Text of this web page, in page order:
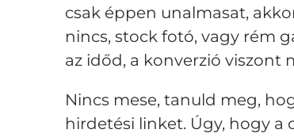
csak éppen unalmasat,
nincs, stock fotó, vagy rém
az időd, a konverzió viszont
Nincs mese, tanuld meg,
hirdetési linket. Úgy, hogy